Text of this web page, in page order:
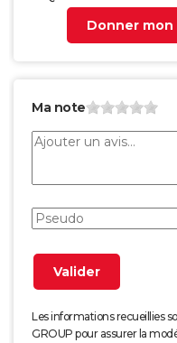
Donner mon
Ma note
Les informations recueillies
GROUP pour assurer la